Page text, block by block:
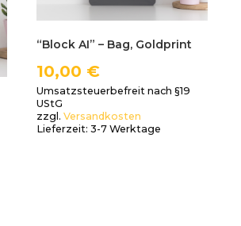
“Block AI” – Bag, Goldprint
10,00 €
Umsatzsteuerbefreit nach §19
UStG
zzgl. Versandkosten
Lieferzeit: 3-7 Werktage